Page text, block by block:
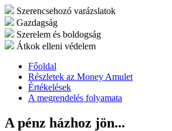
Szerencsehozó varázslatok
Gazdagság
Szerelem és boldogság
Átkok elleni védelem
Főoldal
Részletek az Money Amulet
Értékelések
A megrendelés folyamata
A pénz házhoz jön...